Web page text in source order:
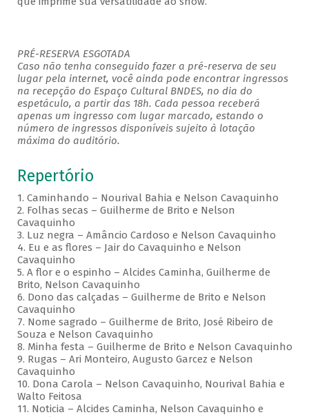
PRÉ-RESERVA ESGOTADA
Caso não tenha conseguido fazer a pré-reserva de seu
lugar pela internet, você ainda pode encontrar ingressos
na recepção do Espaço Cultural BNDES, no dia do
espetáculo, a partir das 18h. Cada pessoa receberá
apenas um ingresso com lugar marcado, estando o
número de ingressos disponíveis sujeito à lotação
máxima do auditório.
Repertório
1. Caminhando – Nourival Bahia e Nelson Cavaquinho
2. Folhas secas – Guilherme de Brito e Nelson
Cavaquinho
3. Luz negra – Amâncio Cardoso e Nelson Cavaquinho
4. Eu e as flores – Jair do Cavaquinho e Nelson
Cavaquinho
5. A flor e o espinho – Alcides Caminha, Guilherme de
Brito, Nelson Cavaquinho
6. Dono das calçadas – Guilherme de Brito e Nelson
Cavaquinho
7. Nome sagrado – Guilherme de Brito, José Ribeiro de
Souza e Nelson Cavaquinho
8. Minha festa – Guilherme de Brito e Nelson Cavaquinho
9. Rugas – Ari Monteiro, Augusto Garcez e Nelson
Cavaquinho
10. Dona Carola – Nelson Cavaquinho, Nourival Bahia e
Walto Feitosa
11. Noticia – Alcides Caminha, Nelson Cavaquinho e